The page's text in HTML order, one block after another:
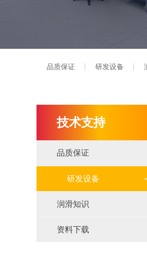
品质保证 研发设备
技术支持
品质保证
研发设备
润滑知识
资料下载